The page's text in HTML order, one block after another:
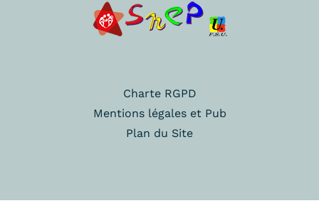
Charte RGPD
Mentions légales et Pub
Plan du Site